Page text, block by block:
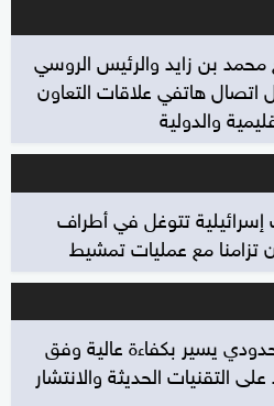
محمد بن زايد والرئيس الروسي
اتصال هاتفي علاقات التعاون
والدولية
إسرائيلية تتوغل في أطراف
تزامنا مع عمليات تمشيط
يسير بكفاءة عالية وفق
التقنيات الحديثة والانتشار